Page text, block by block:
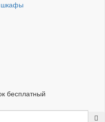
шкафы
бесплатный